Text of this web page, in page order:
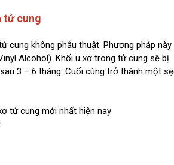
tử cung
cung không phẫu thuật. Phương pháp
Alcohol). Khối u xơ trong tử cung sẽ bị
3 – 6 tháng. Cuối cùng trở thành một